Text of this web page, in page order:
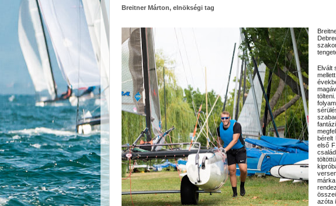
Breitner Márton, elnökségi tag
Elvált
bérelt
első
azóta